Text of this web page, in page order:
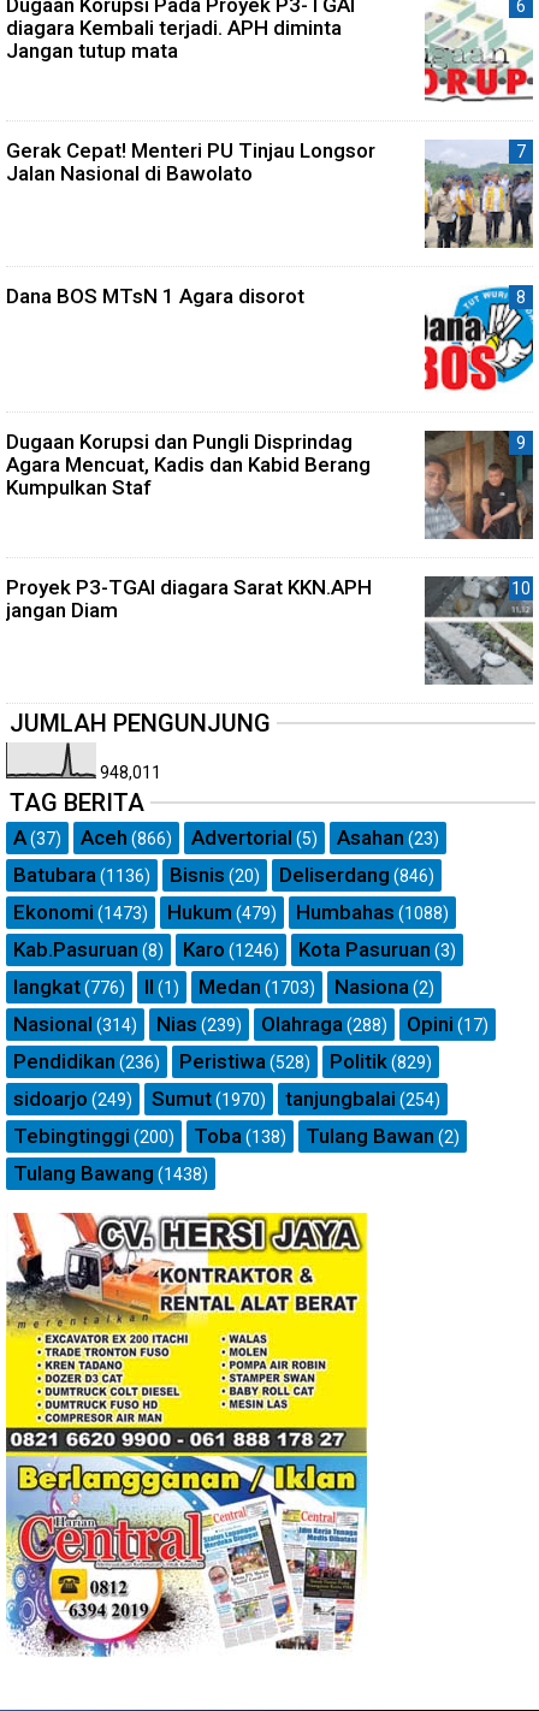
diagara Kembali terjadi. APH diminta
Jangan tutup mata
Gerak Cepat! Menteri PU Tinjau Longsor
Jalan Nasional di Bawolato
Dana BOS MTsN 1 Agara disorot
Dugaan Korupsi dan Pungli Disprindag
Agara Mencuat, Kadis dan Kabid Berang
Kumpulkan Staf
Proyek P3-TGAI diagara Sarat KKN.APH
jangan Diam
JUMLAH PENGUNJUNG
948,011
TAG BERITA
A(37) Aceh (866) Advertorial (5) Asahan (23)
Batubara (1136) Bisnis (20) Deliserdang (846)
Ekonomi (1473) Hukum (479) Humbahas (1088)
Kab.Pasuruan (8) Karo (1246) Kota Pasuruan (3)
langkat(776) ll (1) Medan (1703) Nasiona (2)
Nasional (314) Nias (239) Olahraga (288) Opini (17)
Pendidikan (236) Peristiwa (528) Politik(829)
sidoarjo (249) Sumut(1970) tanjungbalai (254)
Tebingtinggi (200) Toba (138) Tulang Bawan (2)
Tulang Bawang (1438)